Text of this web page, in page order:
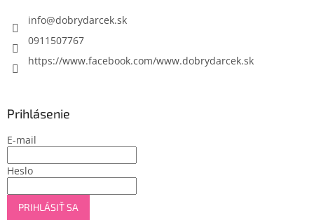
info@dobrydarcek.sk
0911507767
https://www.facebook.com/www.dobrydarcek.sk
Prihlásenie
E-mail
Heslo
PRIHLÁSIŤ SA